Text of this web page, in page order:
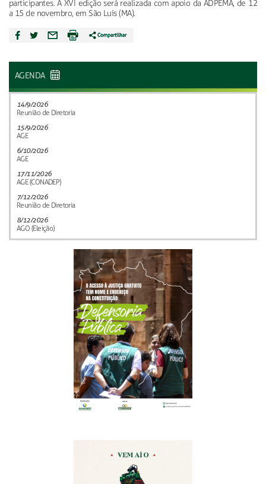
participantes. A XVI edição será realizada com apoio da ADPEMA, de 12
a 15 de novembro, em São Luís (MA).
AGENDA
14/9/2026
Reunião de Diretoria
15/9/2026
AGE
6/10/2026
AGE
17/11/2026
AGE (CONADEP)
7/12/2026
Reunião de Diretoria
8/12/2026
AGO (Eleição)